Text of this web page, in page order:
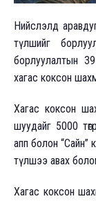
Нийслэлд
түлшийг
борлуулалтын
хагас коксон
Хагас коксон
шуудайг 5000
апп болон “Сайн”
түлшээ авах
Хагас коксон